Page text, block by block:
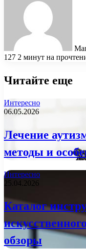
127 2 минут на
Читайте еще
Интересно
06.05.2026
Лечение
методы и
Интересно
25.04.2026
Каталог
обзоры